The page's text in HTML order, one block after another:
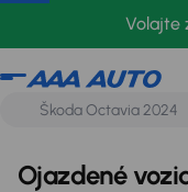
Volajte
Seat
Ojazdené